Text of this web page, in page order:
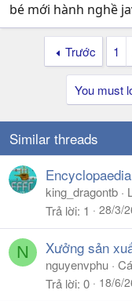
bé mới hành nghề
Trước 1
You must
Similar threads
king_dragontb
Trả lời 1 28/3/
N Xưởng sản
nguyenvphu
Trả lời 0 18/6/